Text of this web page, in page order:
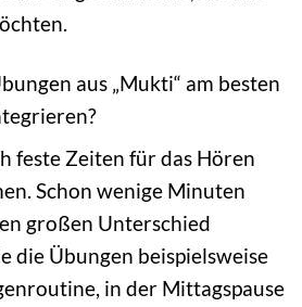
aus „Mukti“ am besten
feste Zeiten für das Hören
Schon wenige Minuten
großen Unterschied
die Übungen beispielsweise
in der Mittagspause